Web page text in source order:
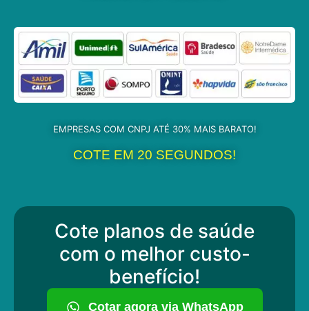
EMPRESAS COM CNPJ ATÉ 30% MAIS BARATO!
COTE EM 20 SEGUNDOS!
Cote planos de saúde
com o melhor custo-
benefício!
Cotar agora via WhatsApp